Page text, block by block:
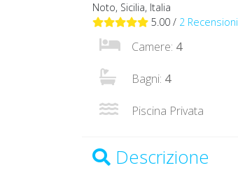
Noto, Sicilia, Italia
5.00 / 2 Recensioni
Camere: 4
Bagni: 4
Piscina Privata
Descrizione